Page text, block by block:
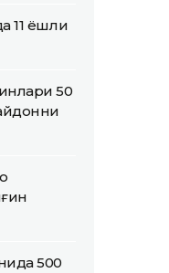
11 ёшли
50
500